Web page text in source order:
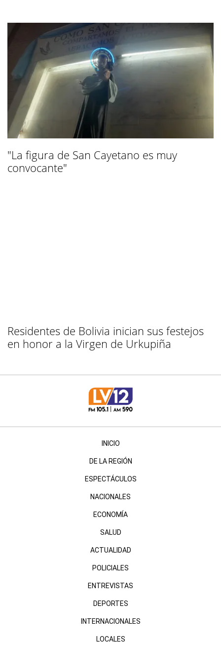
"La figura de San Cayetano es muy
convocante"
Residentes de Bolivia inician sus festejos
en honor a la Virgen de Urkupiña
INICIO
DE LA REGIÓN
ESPECTÁCULOS
NACIONALES
ECONOMÍA
SALUD
ACTUALIDAD
POLICIALES
ENTREVISTAS
DEPORTES
INTERNACIONALES
LOCALES